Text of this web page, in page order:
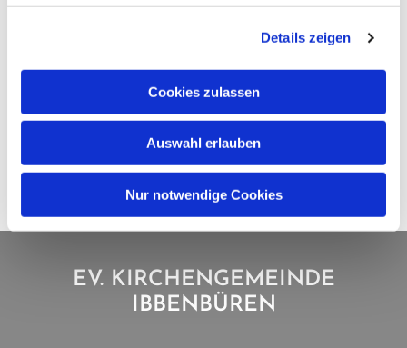
Details zeigen
Cookies zulassen
Auswahl erlauben
Nur notwendige Cookies
EV. KIRCHENGEMEINDE
IBBENBÜREN